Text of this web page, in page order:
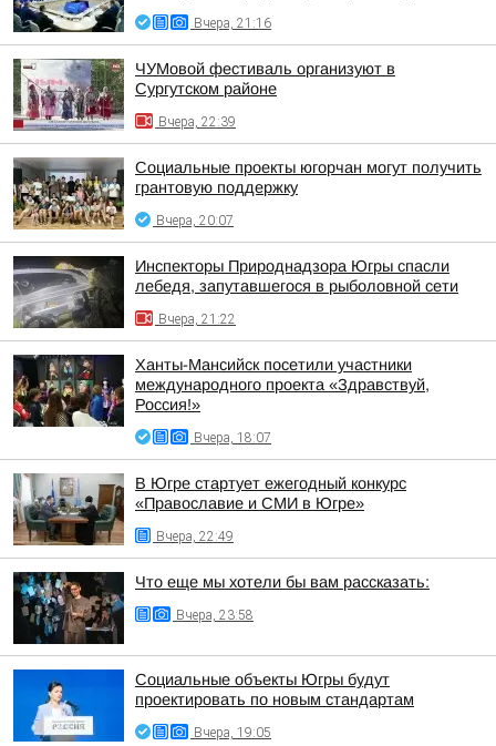
Вчера, 21:16
ЧУМовой фестиваль организуют в
Сургутском районе
Вчера, 22:39
Социальные проекты югорчан могут получить
грантовую поддержку
Вчера, 20:07
Инспекторы Природнадзора Югры спасли
лебедя, запутавшегося в рыболовной сети
Вчера, 21:22
Ханты-Мансийск посетили участники
международного проекта «Здравствуй,
Россия!»
Вчера, 18:07
В Югре стартует ежегодный конкурс
«Православие и СМИ в Югре»
Вчера, 22:49
Что еще мы хотели бы вам рассказать:
Вчера, 23:58
Социальные объекты Югры будут
проектировать по новым стандартам
Вчера, 19:05